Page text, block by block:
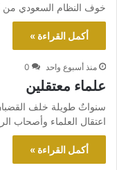
خوف النظام السعودي
أكمل القراءة »
منذ أسبوع واحد 0
علماء معتقلين
سنواتٌ طويلة خلف
اعتقال العلماء وأصحاب
أكمل القراءة »